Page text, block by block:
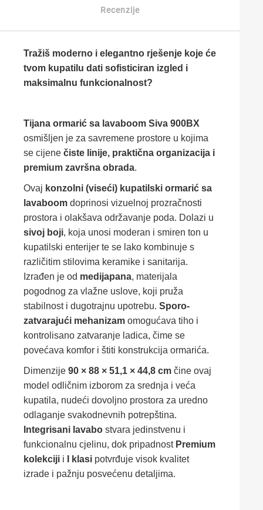
Recenzije
Tražiš moderno i elegantno rješenje koje će
tvom kupatilu dati sofisticiran izgled i
maksimalnu funkcionalnost?
Tijana ormarić sa lavaboom Siva 900BX
osmišljen je za savremene prostore u kojima
se cijene čiste linije, praktična organizacija i
premium završna obrada.
Ovaj konzolni (viseći) kupatilski ormarić sa
lavaboom doprinosi vizuelnoj prozračnosti
prostora i olakšava održavanje poda. Dolazi u
sivoj boji, koja unosi moderan i smiren ton u
kupatilski enterijer te se lako kombinuje s
različitim stilovima keramike i sanitarija.
Izrađen je od medijapana, materijala
pogodnog za vlažne uslove, koji pruža
stabilnost i dugotrajnu upotrebu. Sporo-
zatvarajući mehanizam omogućava tiho i
kontrolisano zatvaranje ladica, čime se
povećava komfor i štiti konstrukcija ormarića.
Dimenzije 90 × 88 × 51,1 × 44,8 cm čine ovaj
model odličnim izborom za srednja i veća
kupatila, nudeći dovoljno prostora za uredno
odlaganje svakodnevnih potrepština.
Integrisani lavabo stvara jedinstvenu i
funkcionalnu cjelinu, dok pripadnost Premium
kolekciji i I klasi potvrđuje visok kvalitet
izrade i pažnju posvećenu detaljima.